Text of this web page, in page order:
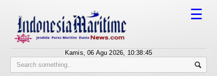
Tentang Kami
☰
Kamis, 06 Agu 2026, 10:38:45